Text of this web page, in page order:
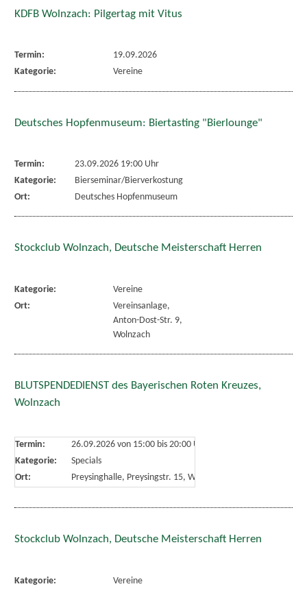
KDFB Wolnzach: Pilgertag mit Vitus
Termin:
19.09.2026
Kategorie:
Vereine
Deutsches Hopfenmuseum: Biertasting "Bierlounge"
Termin:
23.09.2026 19:00 Uhr
Kategorie:
Bierseminar/Bierverkostung
Ort:
Deutsches Hopfenmuseum
Stockclub Wolnzach, Deutsche Meisterschaft Herren
Kategorie:
Vereine
Ort:
Vereinsanlage,
Anton-Dost-Str. 9,
Wolnzach
BLUTSPENDEDIENST des Bayerischen Roten Kreuzes,
Wolnzach
Termin: 26.09.2026 von 15:00bis 20:00 Uhr
Kategorie:
Specials
Ort:
Preysinghalle, Preysingstr. 15, Wolnzach
Stockclub Wolnzach, Deutsche Meisterschaft Herren
Kategorie:
Vereine